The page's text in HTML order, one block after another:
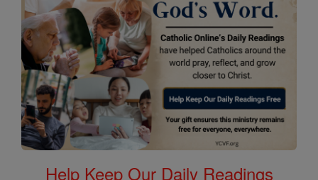
Help Keep Our Daily Readings